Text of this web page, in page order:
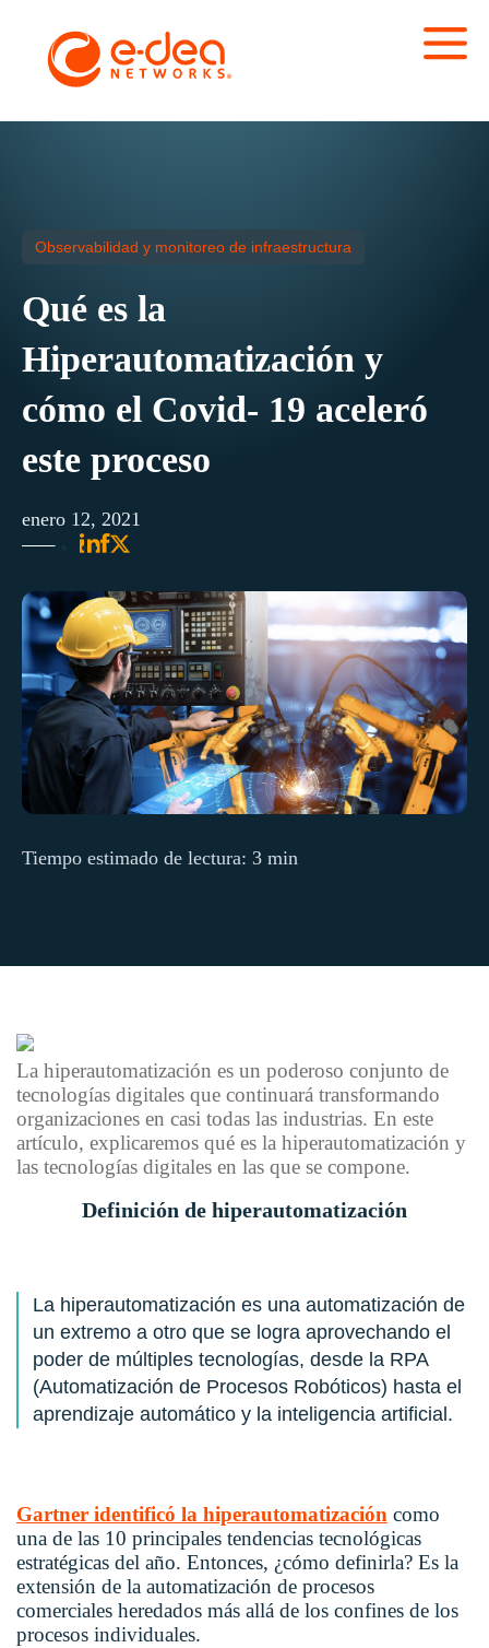
Observabilidad y monitoreo de infraestructura
Qué es la
Hiperautomatización y
cómo el Covid- 19 aceleró
este proceso
enero 12, 2021
Tiempo estimado de lectura: 3 min
La hiperautomatización es un poderoso conjunto de
tecnologías digitales que continuará transformando
organizaciones en casi todas las industrias. En este
artículo, explicaremos qué es la hiperautomatización y
las tecnologías digitales en las que se compone.
Definición de hiperautomatización
La hiperautomatización es una automatización de
un extremo a otro que se logra aprovechando el
poder de múltiples tecnologías, desde la RPA
(Automatización de Procesos Robóticos) hasta el
aprendizaje automático y la inteligencia artificial.
Gartner identificó la hiperautomatización como
una de las 10 principales tendencias tecnológicas
estratégicas del año. Entonces, ¿cómo definirla? Es la
extensión de la automatización de procesos
comerciales heredados más allá de los confines de los
procesos individuales.